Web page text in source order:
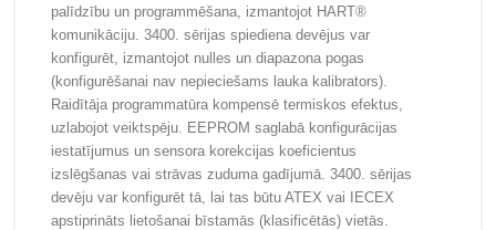
palīdzību un programmēšana, izmantojot HART®
komunikāciju. 3400. sērijas spiediena devējus var
konfigurēt, izmantojot nulles un diapazona pogas
(konfigurēšanai nav nepieciešams lauka kalibrators).
Raidītāja programmatūra kompensē termiskos efektus,
uzlabojot veiktspēju. EEPROM saglabā konfigurācijas
iestatījumus un sensora korekcijas koeficientus
izslēgšanas vai strāvas zuduma gadījumā. 3400. sērijas
devēju var konfigurēt tā, lai tas būtu ATEX vai IECEX
apstiprināts lietošanai bīstamās (klasificētās) vietās.